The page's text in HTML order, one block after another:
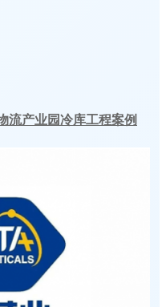
流产业园冷库工程案例